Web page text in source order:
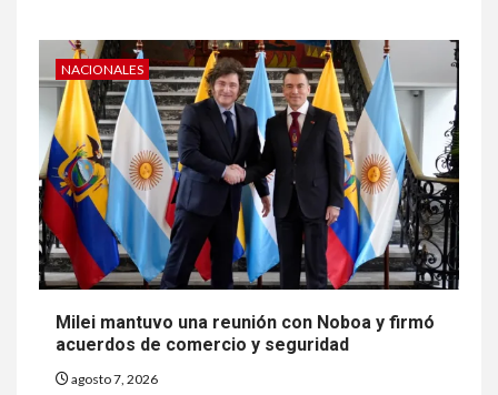
NACIONALES
Milei mantuvo una reunión con Noboa y firmó
acuerdos de comercio y seguridad
agosto 7, 2026